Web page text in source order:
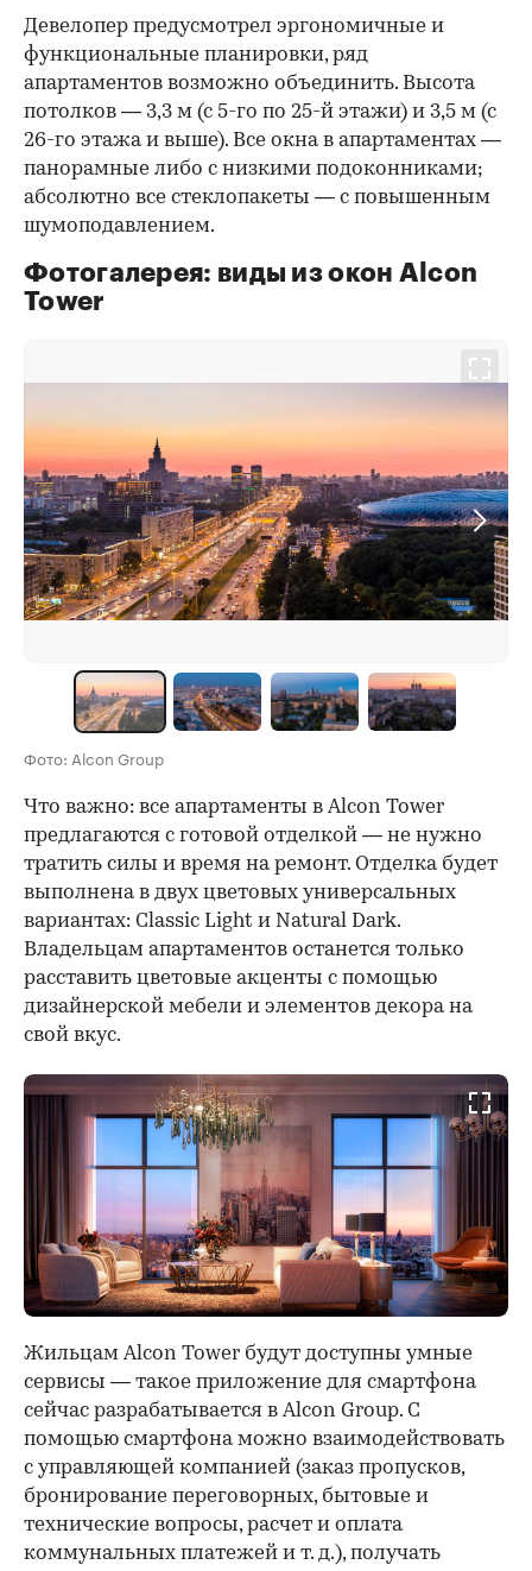
Девелопер предусмотрел эргономичные и
функциональные планировки, ряд
апартаментов возможно объединить. Высота
потолков — 3,3 м (с 5-го по 25-й этажи) и 3,5 м (с
26-го этажа и выше). Все окна в апартаментах —
панорамные либо с низкими подоконниками;
абсолютно все стеклопакеты — с повышенным
шумоподавлением.
Фотогалерея: виды из окон Alcon
Tower
Фото: Alcon Group
Что важно: все апартаменты в Alcon Tower
предлагаются с готовой отделкой — не нужно
тратить силы и время на ремонт. Отделка будет
выполнена в двух цветовых универсальных
вариантах: Classic Light и Natural Dark.
Владельцам апартаментов останется только
расставить цветовые акценты с помощью
дизайнерской мебели и элементов декора на
свой вкус.
Жильцам Alcon Tower будут доступны умные
сервисы — такое приложение для смартфона
сейчас разрабатывается в Alcon Group. С
помощью смартфона можно взаимодействовать
с управляющей компанией (заказ пропусков,
бронирование переговорных, бытовые и
технические вопросы, расчет и оплата
коммунальных платежей и т. д.), получать